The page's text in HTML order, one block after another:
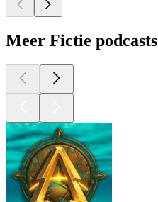
Meer Fictie podcasts